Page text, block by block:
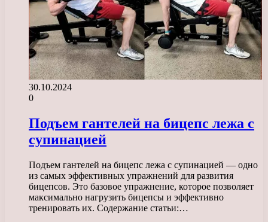
30.10.2024
0
Подъем гантелей на бицепс лежа с
супинацией
Подъем гантелей на бицепс лежа с супинацией — одно
из самых эффективных упражнений для развития
бицепсов. Это базовое упражнение, которое позволяет
максимально нагрузить бицепсы и эффективно
тренировать их. Содержание статьи:…